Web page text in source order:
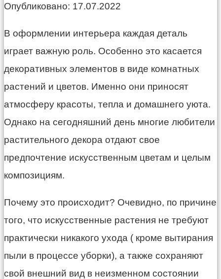
Опубликовано: 17.07.2022
В оформлении интерьера каждая деталь
играет важную роль. Особенно это касается
декоративных элементов в виде комнатных
растений и цветов. Именно они приносят
атмосферу красоты, тепла и домашнего уюта.
Однако на сегодняшний день многие любители
растительного декора отдают свое
предпочтение искусственным цветам и целым
композициям.
Почему это происходит? Очевидно, по причине
того, что искусственные растения не требуют
практически никакого ухода ( кроме вытирания
пыли в процессе уборки), а также сохраняют
свой внешний вид в неизменном состоянии